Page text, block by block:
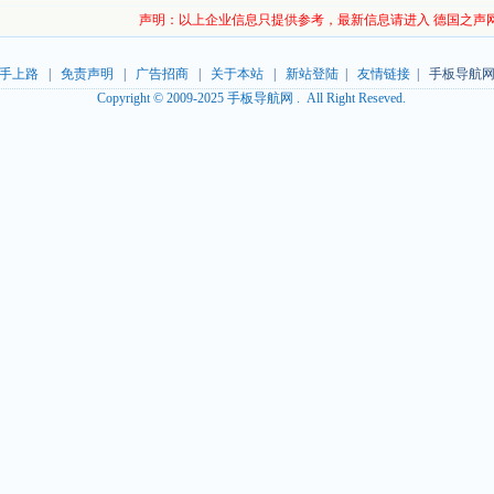
声明：以上企业信息只提供参考，最新信息请进入 德国之声
上路| 免责声明 广告招商| 关于本站| 新站登陆| 友情链接| 手板导航
Copyright © 2009-2025 手板导航网 . All Right Reseved.